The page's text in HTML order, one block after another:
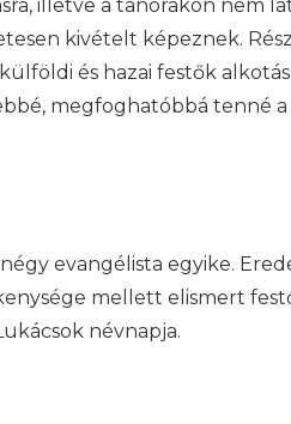
illetve a tanórákon nem
kivételt képeznek.
és hazai festők
megfoghatóbbá tenné a
evangélista egyike.
mellett elismert
névnapja.